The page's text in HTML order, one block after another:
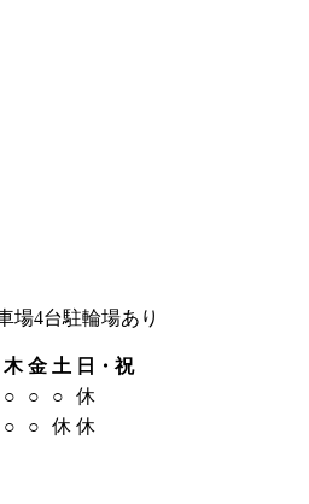
木 金 土 日・祝
○ ○ ○
休
○ ○ 休 休